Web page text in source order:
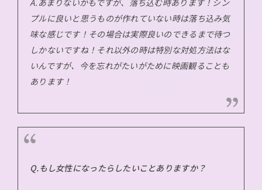
プルに良いと思うものが作れていない時は落ち込み気
味な感じです！その場合は実際良いのできるまで待つ
しかないですね！それ以外の時は特別な対処方法はな
いんですが、今を忘れがたいがために映画観ることも
あります！
Q.もし女性になったらしたいことありますか？